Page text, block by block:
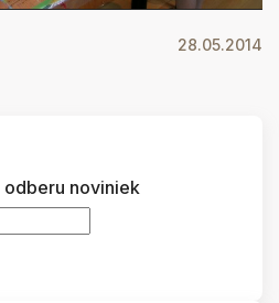
28.05.2014
odberu noviniek